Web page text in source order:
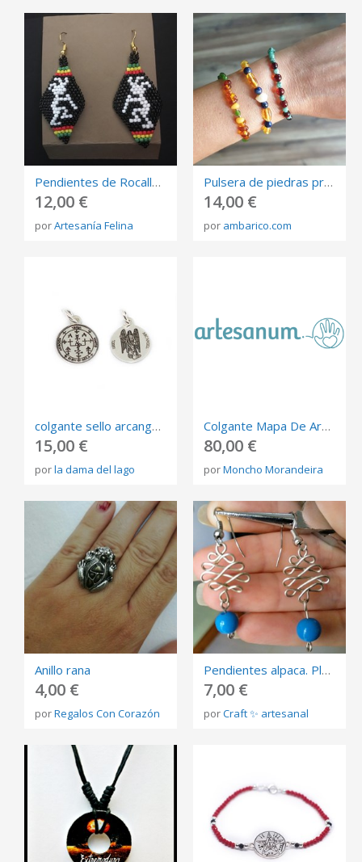
Pendientes de Rocalla Miyuki con Silueta de Chico Rasta
12,00 €
porArtesanía Felina
Pulsera de piedras preciosas con ambar
14,00 €
por ambarico.com
colgante sello arcangel Uriel 12mm plata de ley
15,00 €
porla dama del lago
Colgante Mapa De Aragón
80,00 €
porMoncho Morandeira
Anillo rana
4,00 €
porRegalos Con Corazón
Pendientes alpaca. Plata alemana
7,00 €
porCraft ✨ artesanal